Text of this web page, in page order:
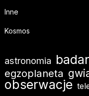
Inne
Kosmos
astronomia
egzoplaneta
obserwacje